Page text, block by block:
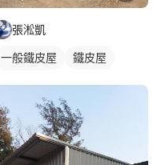
張淞凱
一般鐵皮屋
鐵皮屋